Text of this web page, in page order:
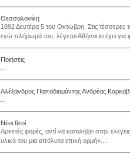
Θεσσαλονίκη
1892 Δευτέρα 5 του Οκτώβρη. Στις τέσσερες
εγώ πλήρωμά του, λέγεται Αθήναι κι έχει
Ποιήσεις
Αλέξανδρος Παπαδιαμάντης Ανδρέας
Νέοι θεοί
Αρκετές φορές, αντί να καταλήξει στην
υλικό του μια απόλυτα επική ορμή»....